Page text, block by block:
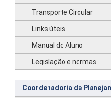
Transporte Circular
Links úteis
Manual do Aluno
Legislação e normas
Coordenadoria de